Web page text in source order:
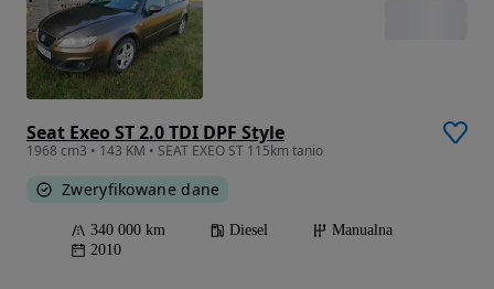
Seat Exeo ST 2.0 TDI DPF Style
1968 cm3 • 143 KM • SEAT EXEO ST 115km tanio
Zweryfikowane dane
340 000 km Diesel
Manualna
2010